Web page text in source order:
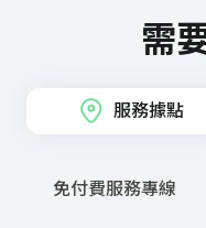
需
服務據點
免付費服務專線